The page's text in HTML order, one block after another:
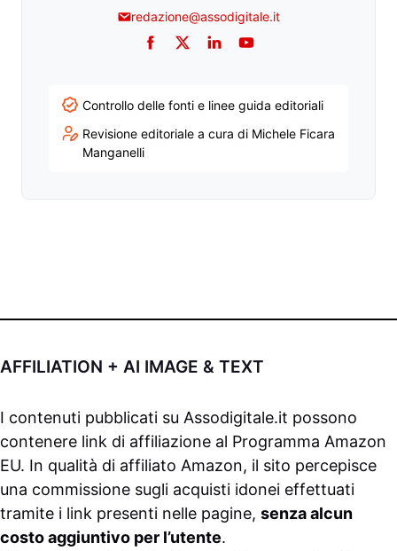
redazione@assodigitale.it
Facebook
TwitterLinkedInYouTube
Controllo delle fonti e linee guida editoriali
Revisione editoriale a cura di Michele Ficara
Manganelli
AFFILIATION + AI IMAGE & TEXT
I contenuti pubblicati su Assodigitale.it possono
contenere link di affiliazione al Programma Amazon
EU. In qualità di affiliato Amazon, il sito percepisce
una commissione sugli acquisti idonei effettuati
tramite i link presenti nelle pagine, senza alcun
costo aggiuntivo per l’utente.